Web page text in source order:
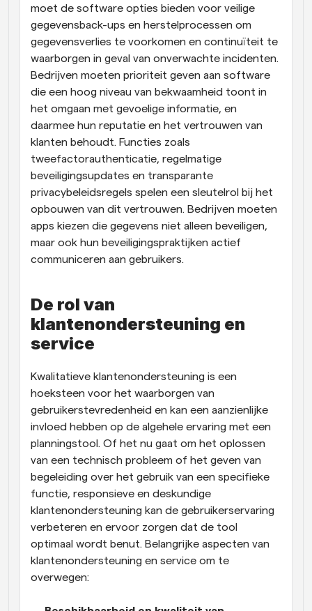
moet de software opties bieden voor veilige
gegevensback-ups en herstelprocessen om
gegevensverlies te voorkomen en continuïteit te
waarborgen in geval van onverwachte incidenten.
Bedrijven moeten prioriteit geven aan software
die een hoog niveau van bekwaamheid toont in
het omgaan met gevoelige informatie, en
daarmee hun reputatie en het vertrouwen van
klanten behoudt. Functies zoals
tweefactorauthenticatie, regelmatige
beveiligingsupdates en transparante
privacybeleidsregels spelen een sleutelrol bij het
opbouwen van dit vertrouwen. Bedrijven moeten
apps kiezen die gegevens niet alleen beveiligen,
maar ook hun beveiligingspraktijken actief
communiceren aan gebruikers.
De rol van
klantenondersteuning en
service
Kwalitatieve klantenondersteuning is een
hoeksteen voor het waarborgen van
gebruikerstevredenheid en kan een aanzienlijke
invloed hebben op de algehele ervaring met een
planningstool. Of het nu gaat om het oplossen
van een technisch probleem of het geven van
begeleiding over het gebruik van een specifieke
functie, responsieve en deskundige
klantenondersteuning kan de gebruikerservaring
verbeteren en ervoor zorgen dat de tool
optimaal wordt benut. Belangrijke aspecten van
klantenondersteuning en service om te
overwegen: